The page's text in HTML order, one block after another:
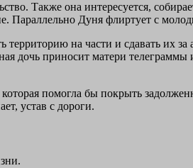
Также она интересуется,
Параллельно Дуня флиртует с
на части и сдавать их
дочь приносит матери
помогла бы покрыть
устав с дороги.